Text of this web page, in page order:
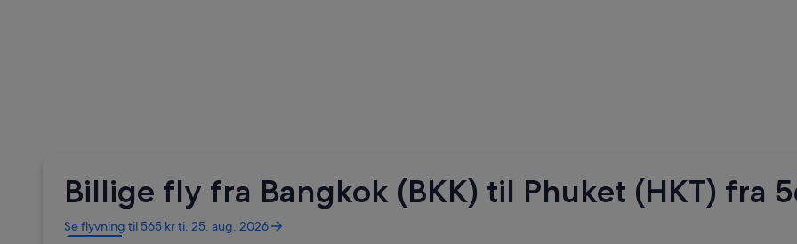
Billige fly fra Bangkok (BKK) til Phuket (HKT) fra
Se flyvning til 565 kr ti. 25. aug. 2026
Åpnes